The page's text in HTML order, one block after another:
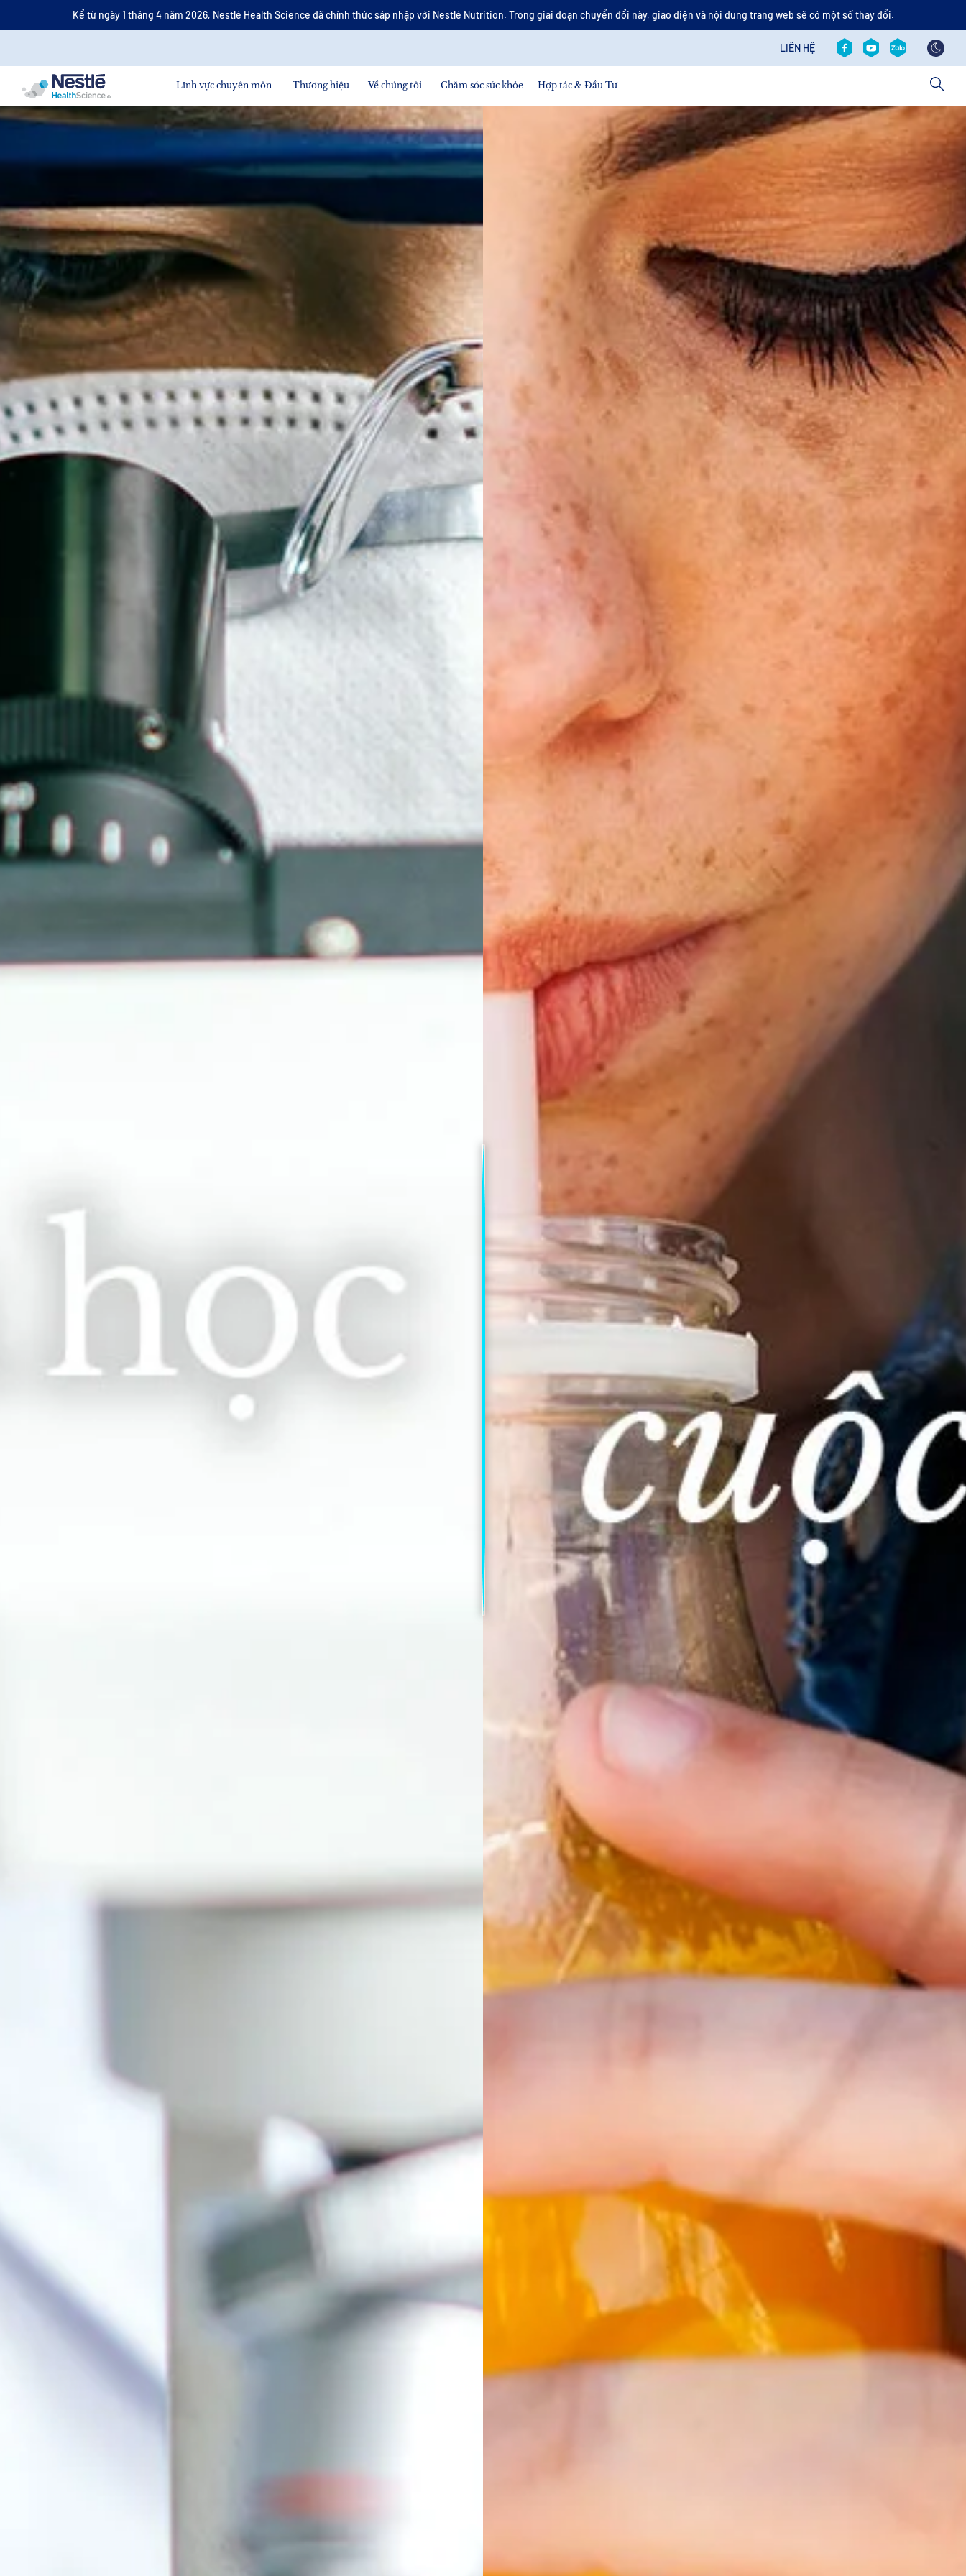
Kể từ ngày 1 tháng 4 năm 2026, Nestlé Health Science đã chính thức sáp nhập với Nestlé Nutrition. Trong giai đoạn chuyển đổi này, giao diện và nội dung trang web sẽ có một số thay đổi.
Skip to main content
dung
kiếm
Contact revamp
LIÊN HỆ Social revamp v2
Lĩnh vực chuyên môn Thương hiệu Về chúng tôi Chăm sóc sức khỏe Hợp tác & Đầu Tư